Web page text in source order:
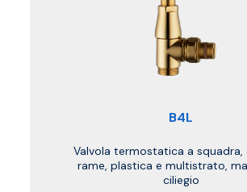
B4L
Valvola termostatica a
rame, plastica e multistrato,
ciliegio